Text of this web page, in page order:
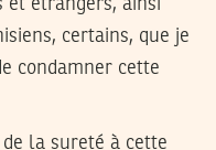
et étrangers, ainsi
certains, que je
condamner cette
la sureté à cette